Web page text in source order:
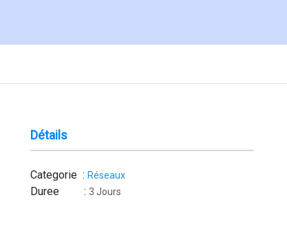
Détails
Categorie : Réseaux
Duree : 3 Jours